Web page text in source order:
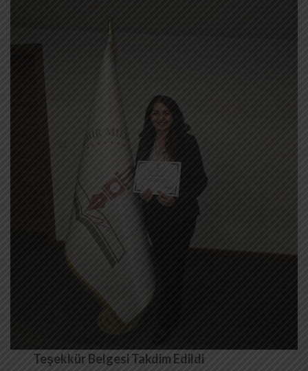
Teşekkür Belgesi Takdim Edildi